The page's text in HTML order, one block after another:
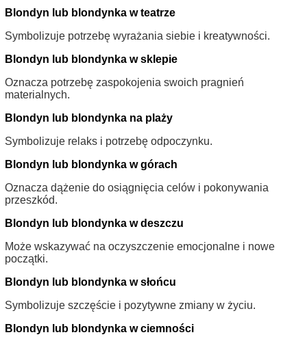
Blondyn lub blondynka w teatrze
Symbolizuje potrzebę wyrażania siebie i kreatywności.
Blondyn lub blondynka w sklepie
Oznacza potrzebę zaspokojenia swoich pragnień
materialnych.
Blondyn lub blondynka na plaży
Symbolizuje relaks i potrzebę odpoczynku.
Blondyn lub blondynka w górach
Oznacza dążenie do osiągnięcia celów i pokonywania
przeszkód.
Blondyn lub blondynka w deszczu
Może wskazywać na oczyszczenie emocjonalne i nowe
początki.
Blondyn lub blondynka w słońcu
Symbolizuje szczęście i pozytywne zmiany w życiu.
Blondyn lub blondynka w ciemności